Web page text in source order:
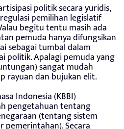
politik secara yuridis,
pemilihan legislatif
begitu tentu masih ada
pemuda hanya difungsikan
sebagai tumbal dalam
politik. Apalagi pemuda yang
sangat mudah
rayuan dan bujukan elit.
Indonesia (KBBI)
pengetahuan tentang
(tentang sistem
pemerintahan). Secara